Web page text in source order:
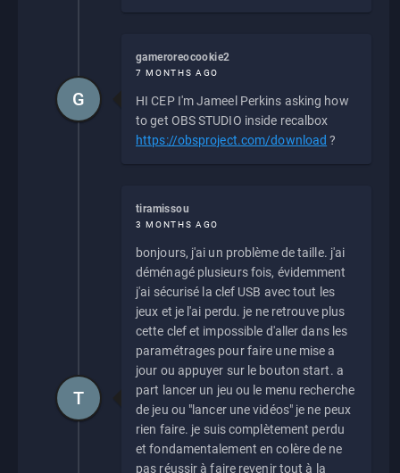
gameroreocookie2
7 MONTHS AGO
HI CEP I'm Jameel Perkins asking how
to get OBS STUDIO inside recalbox
https://obsproject.com/download ?
G
tiramissou
3 MONTHS AGO
bonjours, j'ai un problème de taille. j'ai
déménagé plusieurs fois, évidemment
j'ai sécurisé la clef USB avec tout les
jeux et je l'ai perdu. je ne retrouve plus
cette clef et impossible d'aller dans les
paramétrages pour faire une mise a
jour ou appuyer sur le bouton start. a
part lancer un jeu ou le menu recherche
de jeu ou "lancer une vidéos" je ne peux
rien faire. je suis complètement perdu
et fondamentalement en colère de ne
pas réussir à faire revenir tout à la
T